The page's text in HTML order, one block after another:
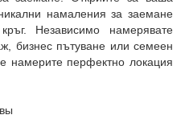
намаления за заемане
Независимо намерявате
бизнес пътуване или семеен
намерите перфектно локация